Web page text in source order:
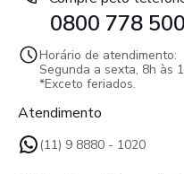
0800 778
Horário de atendimento:
Segunda a sexta, 8h às
*Exceto feriados.
Atendimento
(11) 9 8880 - 1020